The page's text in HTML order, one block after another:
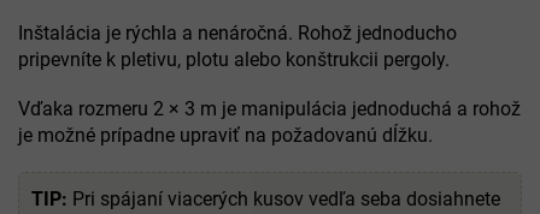
Inštalácia je rýchla a nenáročná. Rohož jednoducho
pripevníte k pletivu, plotu alebo konštrukcii pergoly.
Vďaka rozmeru 2 × 3 m je manipulácia jednoduchá a rohož
je možné prípadne upraviť na požadovanú dĺžku.
TIP: Pri spájaní viacerých kusov vedľa seba dosiahnete